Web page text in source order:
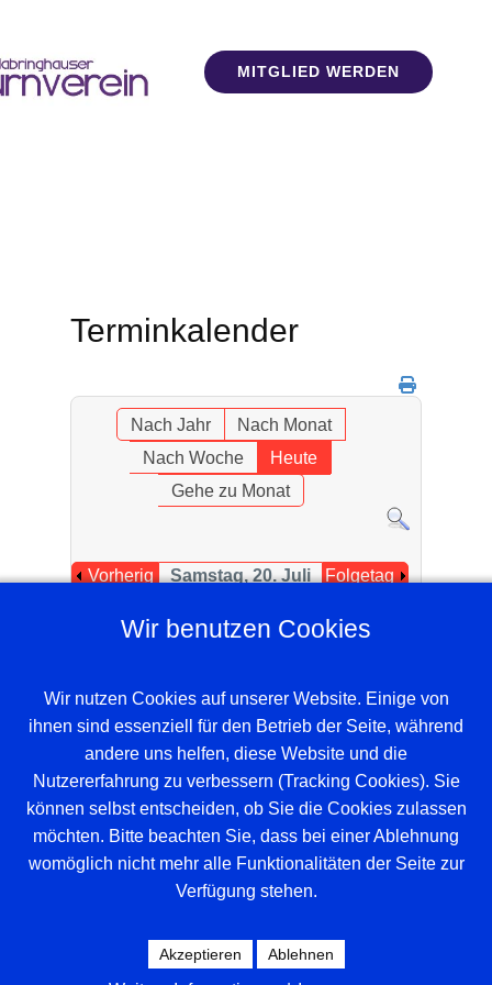
MITGLIED WERDEN
Terminkalender
Nach Jahr
Nach Monat
Nach Woche
Heute
Gehe zu Monat
Vorherig
Samstag, 20. Juli
Folgetag
Es wurden keine Events gefunden
Wir benutzen Cookies
Wir nutzen Cookies auf unserer Website. Einige von
ihnen sind essenziell für den Betrieb der Seite, während
andere uns helfen, diese Website und die
Nutzererfahrung zu verbessern (Tracking Cookies). Sie
können selbst entscheiden, ob Sie die Cookies zulassen
möchten. Bitte beachten Sie, dass bei einer Ablehnung
womöglich nicht mehr alle Funktionalitäten der Seite zur
Verfügung stehen.
Akzeptieren Ablehnen